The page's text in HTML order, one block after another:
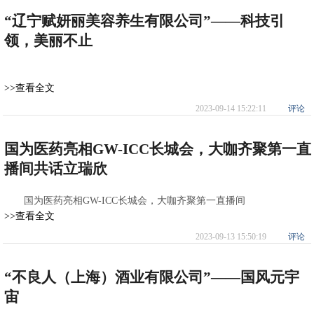
“辽宁赋妍丽美容养生有限公司”——科技引
领，美丽不止
>>查看全文
2023-09-14 15:22:11 评论
国为医药亮相GW-ICC长城会，大咖齐聚第一直
播间共话立瑞欣
国为医药亮相GW-ICC长城会，大咖齐聚第一直播间
>>查看全文
2023-09-13 15:50:19 评论
“不良人（上海）酒业有限公司”——国风元宇
宙